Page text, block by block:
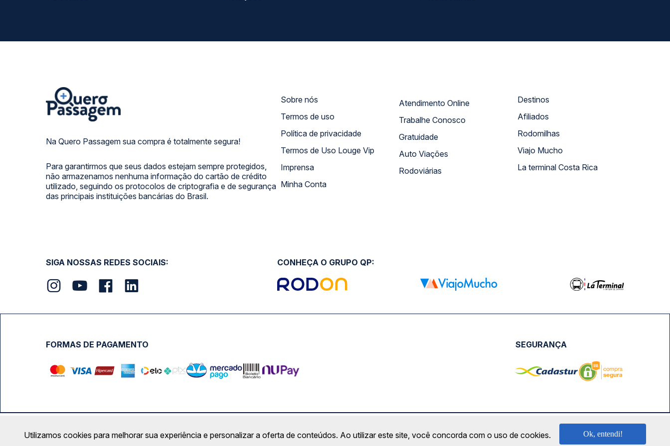
Na Quero Passagem sua compra é totalmente segura!
Para garantirmos que seus dados estejam sempre protegidos,
não armazenamos nenhuma informação do cartão de crédito
utilizado, seguindo os protocolos de criptografia e de segurança
das principais instituições bancárias do Brasil.
Sobre nós
Termos de uso
Política de privacidade
Termos de Uso Louge Vip
Imprensa
Minha Conta
Atendimento Online
Trabalhe Conosco
Gratuidade
Auto Viações
Rodoviárias
Destinos
Afiliados
Rodomilhas
Viajo Mucho
La terminal Costa Rica
SIGA NOSSAS REDES SOCIAIS: CONHEÇA O GRUPO QP:
FORMAS DE PAGAMENTO SEGURANÇA
Calçada das Margaridas, 163 - Sala 02 - Condomínio Centro Comercial Alphaville, Barueri - SP | CEP: 06453-038 | CNPJ: 18.087.991/0001-57 | saconibus@queropassagem.com.br
Utilizamos cookies para melhorar sua experiência e personalizar a oferta de conteúdos. Ao utilizar este site, você concorda com o uso de cookies. Ok, entendi!